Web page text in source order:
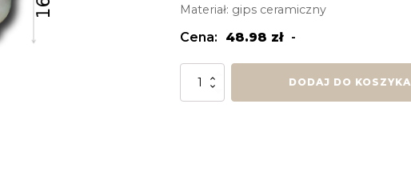
Materiał: gips ceramiczny
Cena: 48.98 zł -
ilość
Głowica
DODAJ DO KOSZYKA